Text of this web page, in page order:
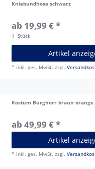
Kniebundhose schwarz
ab 19,99 € *
1 Stück
Artikel
* inkl. ges. MwSt. zzgl.
Kostüm Burgherr braun
ab 49,99 € *
Artikel
* inkl. ges. MwSt. zzgl.